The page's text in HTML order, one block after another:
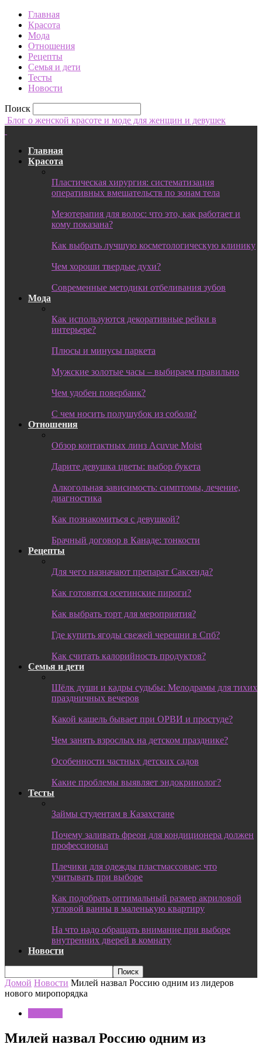
Главная
Красота
Мода
Отношения
Рецепты
Семья и дети
Тесты
Новости
Поиск
Блог о женской красоте и моде для женщин и девушек
Главная
Красота
Пластическая хирургия: систематизация
оперативных вмешательств по зонам тела
Мезотерапия для волос: что это, как работает и
кому показана?
Как выбрать лучшую косметологическую клинику
Чем хороши твердые духи?
Современные методики отбеливания зубов
Мода
Как используются декоративные рейки в
интерьере?
Плюсы и минусы паркета
Мужские золотые часы – выбираем правильно
Чем удобен повербанк?
С чем носить полушубок из соболя?
Отношения
Обзор контактных линз Acuvue Moist
Дарите девушка цветы: выбор букета
Алкогольная зависимость: симптомы, лечение,
диагностика
Как познакомиться с девушкой?
Брачный договор в Канаде: тонкости
Рецепты
Для чего назначают препарат Саксенда?
Как готовятся осетинские пироги?
Как выбрать торт для мероприятия?
Где купить ягоды свежей черешни в Спб?
Как считать калорийность продуктов?
Семья и дети
Шёлк души и кадры судьбы: Мелодрамы для тихих
праздничных вечеров
Какой кашель бывает при ОРВИ и простуде?
Чем занять взрослых на детском празднике?
Особенности частных детских садов
Какие проблемы выявляет эндокринолог?
Тесты
Займы студентам в Казахстане
Почему заливать фреон для кондиционера должен
профессионал
Плечики для одежды пластмассовые: что
учитывать при выборе
Как подобрать оптимальный размер акриловой
угловой ванны в маленькую квартиру
На что надо обращать внимание при выборе
внутренних дверей в комнату
Новости
Домой Новости Милей назвал Россию одним из лидеров
нового миропорядка
Милей назвал Россию одним из